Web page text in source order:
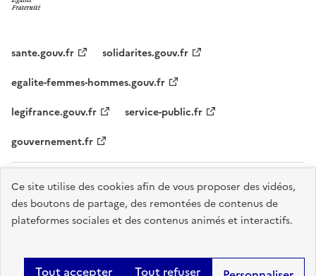
Ce site utilise des cookies afin de vous proposer des vidéos,
des boutons de partage, des remontées de contenus de
plateformes sociales et des contenus animés et interactifs.
Tout accepter Tout refuser
sante.gouv.fr
solidarites.gouv.fr
egalite-femmes-hommes.gouv.fr
legifrance.gouv.fr
service-public.fr
gouvernement.fr
Plan du site Accessibilité : partiellement conforme
Mentions légales
Données personnelles
Gestion des cookies Gestion des cookies